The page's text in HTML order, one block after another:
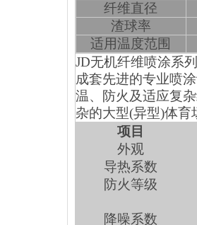
纤维直径
渣球率
适用温度范围
JD无机纤维喷涂系
成套先进的专业喷
温、防火及适应复
杂的大型(异型)体
项目
外观
导热系数
防火等级
降噪系数